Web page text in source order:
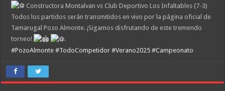
Constructora Montalvan vs Club Deportivo Los Infaltables (7-3)
Todos los partidos serán transmitidos en vivo por la página oficial de
Tamarugal Pozo Almonte. ¡Sigamos disfrutando de este tremendo
torneo!
.
#PozoAlmonte #TodoCompetidor #Verano2025 #Campeonato